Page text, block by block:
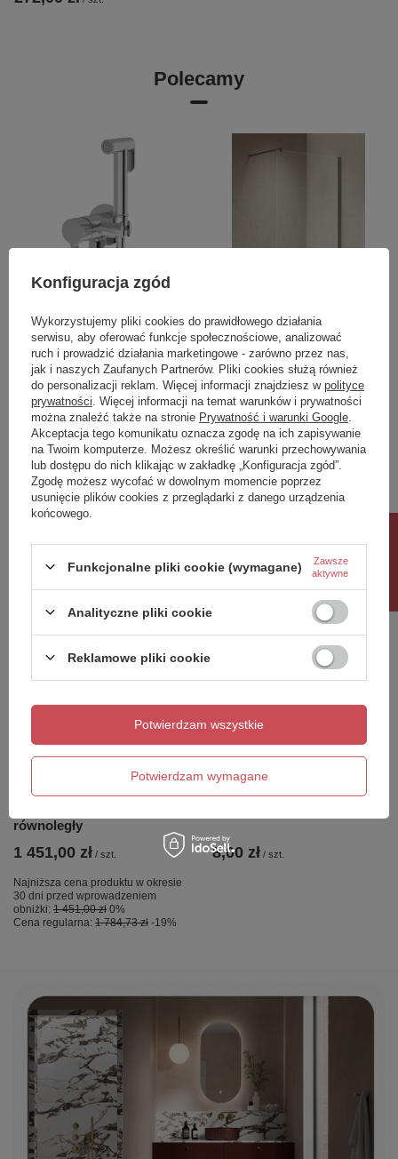
Polecamy
ICONIC bateria bidetowa
podtynkowa ze słuchawką
bidetową i wężem, chrom
579,70 zł /
NZ4 Parawan nawannowy
NESTA GUNMETAL
BRUSHED stały U 50x140
szkło czyste 8mm Active
Shield 2.0 - wsp.
równoległy
1 372,00 zł szt.
Najniższa cena produktu w okresie
30 dni przed wprowadzeniem
obniżki:1 372,00 zł 0%
OKAZJA
NZ4 Parawan nawannowy
NESTA GUNMETAL
BRUSHED stały U 60x140
szkło czyste 8mm Active
równoległy
1 451,00 zł / szt.
Najniższa cena produktu w okresie
30 dni przed wprowadzeniem
obniżki: 1 451,00 zł 0%
Cena regularna: 1 784,73 zł -19%
Warm White
8,00 zł / szt.
Konfiguracja zgód
Wykorzystujemy pliki cookies do prawidłowego działania
serwisu, aby oferować funkcje społecznościowe, analizować
ruch i prowadzić działania marketingowe - zarówno przez nas,
jak i naszych Zaufanych Partnerów. Pliki cookies służą również
do personalizacji reklam. Więcej informacji znajdziesz w polityce
prywatności . Więcej informacji na temat warunków i prywatności
można znaleźć także na stronie Prywatność i warunki Google
Akceptacja tego komunikatu oznacza zgodę na ich zapisywanie
na Twoim komputerze. Możesz określić warunki przechowywania
lub dostępu do nich klikając w zakładkę „Konfiguracja zgód”.
Zgodę możesz wycofać w dowolnym momencie poprzez
usunięcie plików cookies z przeglądarki z danego urządzenia
końcowego.
Funkcjonalne pliki cookie (wymagane)
Zawsze
aktywne
Analityczne pliki cookie
Reklamowe pliki cookie
Potwierdzam wymagane
Potwierdzam wszystkie